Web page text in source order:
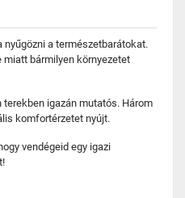
nyűgözni a természetbarátokat.
bármilyen környezetet
igazán mutatós. Három
komfortérzetet nyújt.
vendégeid egy igazi